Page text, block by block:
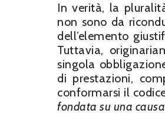
In verità, la
non sono da
dell’elemento
Tuttavia,
singola
di prestazioni,
conformarsi il
fondata su una